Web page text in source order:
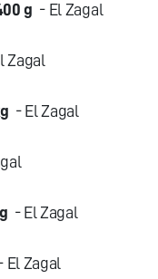
g - El Zagal
Zagal
- El Zagal
- El Zagal
El Zagal